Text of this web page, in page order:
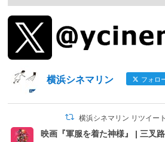
横浜シネマリン フォロ
横浜シネマリン リツイー
映画『軍服を着た神様』 | 三叉